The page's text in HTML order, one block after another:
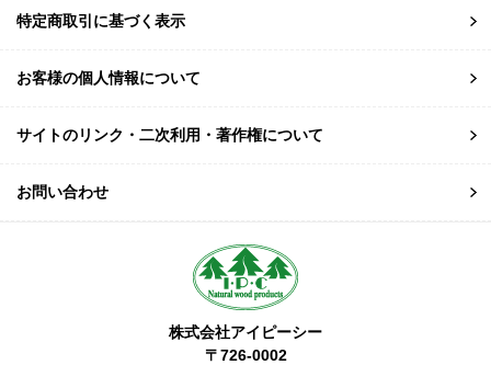
特定商取引に基づく表示
お客様の個人情報について
サイトのリンク・二次利用・著作権について
お問い合わせ
株式会社アイピーシー
〒726-0002